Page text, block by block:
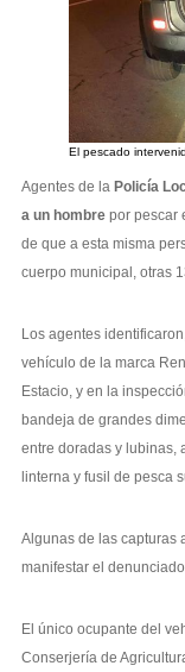
El pescado
Agentes de la Policía
a un hombre por pescar
de que a esta misma
cuerpo municipal, otras
Los agentes
vehículo de la marca
Estacio, y en la
bandeja de grandes
entre doradas y lubinas,
linterna y fusil de pesca
Algunas de las capturas
manifestar el
El único ocupante del
Conserjería de